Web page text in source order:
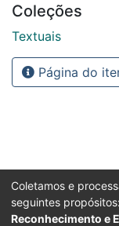
Coleções
Textuais
Página do
Coletamos e
seguintes propósitos:
Reconhecimento e